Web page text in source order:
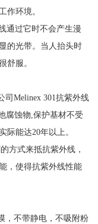
作环境。
通过它时不会产生漫
的光带。当人抬头时
舒服。
司Melinex 301抗紫外线
腐蚀物,保护基材不受
际能达20年以上。
方式来抵抗紫外线，
，使得抗紫外线性能
，不带静电，不吸附粉